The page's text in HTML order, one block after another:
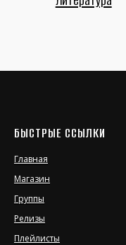
БЫСТРЫЕ ССЫЛКИ
Главная
Магазин
Группы
Релизы
Плейлисты